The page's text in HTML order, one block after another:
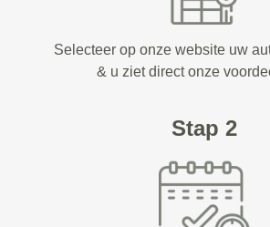
Selecteer op onze website uw
& u ziet direct onze
Stap 2